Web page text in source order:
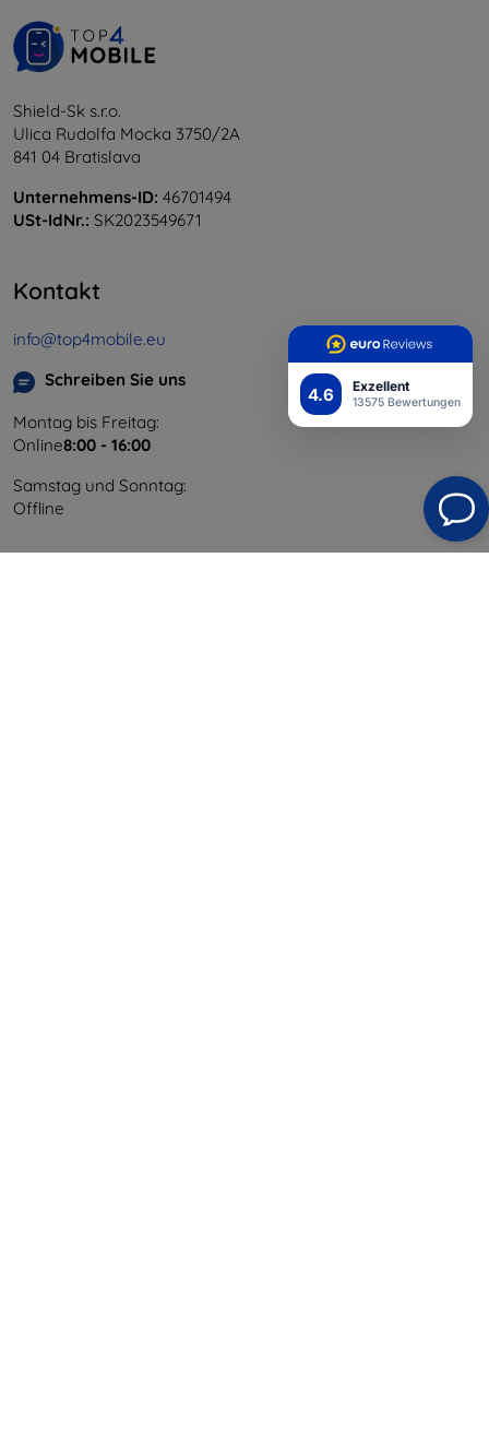
4.6 Exzellent
13575 Bewertungen
Shield-Sk s.r.o.
Ulica Rudolfa Mocka 3750/2A
841 04 Bratislava
Unternehmens-ID: 46701494
USt-IdNr.: SK2023549671
Kontakt
info@top4mobile.eu
Schreiben Sie uns
Montag bis Freitag:
Online8:00 - 16:00
Samstag und Sonntag:
Offline